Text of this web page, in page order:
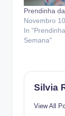
Prendinha
Novembro
In
Semana"
Silvia
View All